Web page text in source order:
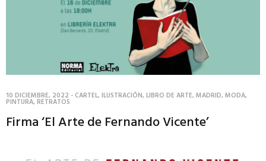
10 DICIEMBRE, 2022 - CARTEL,ILUSTRACIÓN,LIBRO DE ARTE,MADRID,MODA,
PINTURA,RETRATOS
Firma ‘El Arte de Fernando Vicente’